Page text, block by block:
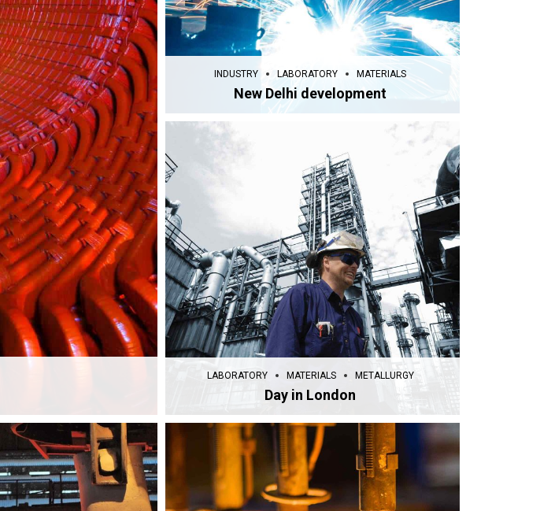
INDUSTRY LABORATORY MATERIALS
New Delhi development
LABORATORY MATERIALS METALLURGY
Day in London
LABORATORY MATERIALS METALLURGY
Day in London